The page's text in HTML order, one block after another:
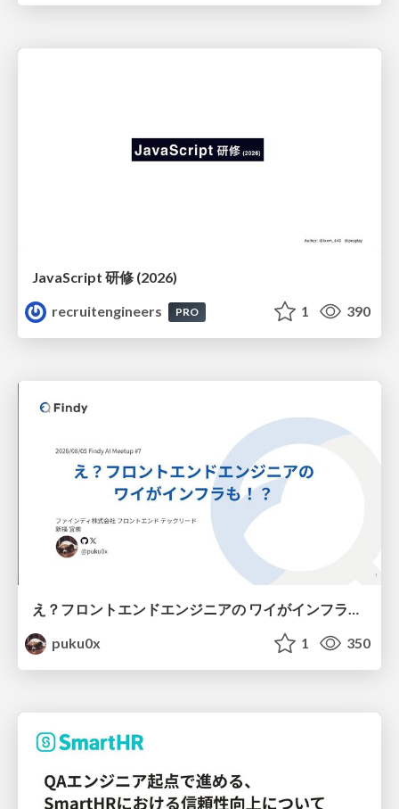
JavaScript 研修 (2026)
recruitengineers
PRO 1 390
え？フロントエンドエンジニアの ワイがインフラも！？
puku0x
1 350